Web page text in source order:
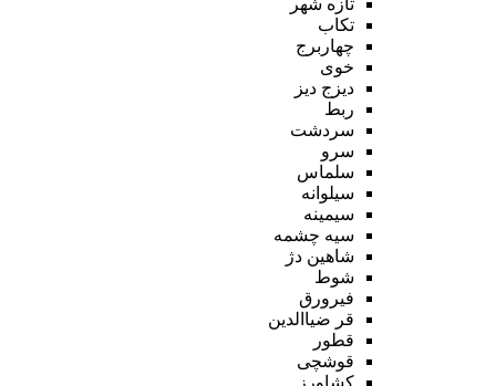
تکاب
چهاربرج
خوی
دیزج دیز
ربط
سردشت
سرو
سلماس
سیلوانه
سیمینه
سیه چشمه
شاهین دژ
شوط
فیرورق
قر ضیاالدین
قطور
قوشچی
کشاورز